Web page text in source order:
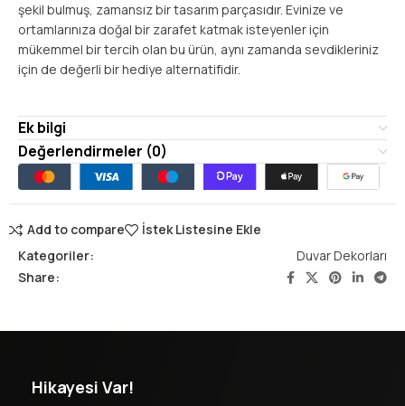
şekil bulmuş, zamansız bir tasarım parçasıdır. Evinize ve
ortamlarınıza doğal bir zarafet katmak isteyenler için
mükemmel bir tercih olan bu ürün, aynı zamanda sevdikleriniz
için de değerli bir hediye alternatifidir.
Ek bilgi
Değerlendirmeler (0)
Add to compare
İstek Listesine Ekle
Kategoriler:
Duvar Dekorları
Share:
Hikayesi Var!